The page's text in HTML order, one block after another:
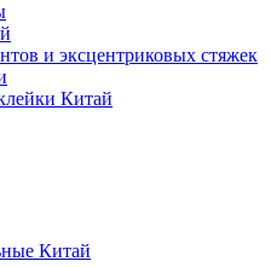
и эксцентриковых стяжек
Китай
Китай